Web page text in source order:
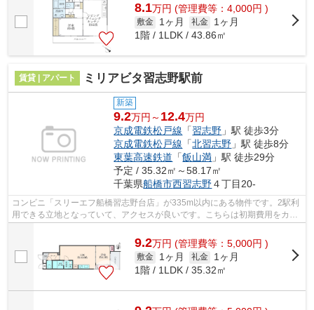
8.1万円 (管理費等：4,000円 )
敷金 1ヶ月 礼金
1ヶ月
1階 / 1LDK / 43.86㎡
賃貸 | アパート ミリアビタ習志野駅前
新築
9.2万円～ 12.4万円
京成電鉄松戸線 「習志野 」駅 徒歩3分
京成電鉄松戸線 「北習志野 」駅 徒歩8分
東葉高速鉄道 「飯山満 」駅 徒歩29分
予定 / 35.32㎡～58.17㎡
千葉県船橋市西習志野４丁目20-
コンビニ「スリーエフ船橋習志野台店」が335m以内にある物件です。2駅利
用できる立地となっていて、アクセスが良いです。こちらは初期費用をカー
ドでお支払いいただけるアパートです。...
9.2万円 (管理費等：5,000円 )
敷金 1ヶ月 礼金
1ヶ月
1階 / 1LDK / 35.32㎡